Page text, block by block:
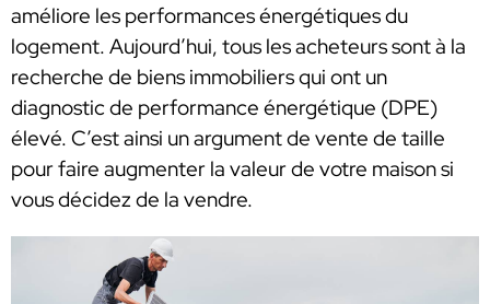
améliore les performances énergétiques du
logement. Aujourd’hui, tous les acheteurs sont à la
recherche de biens immobiliers qui ont un
diagnostic de performance énergétique (DPE)
élevé. C’est ainsi un argument de vente de taille
pour faire augmenter la valeur de votre maison si
vous décidez de la vendre.